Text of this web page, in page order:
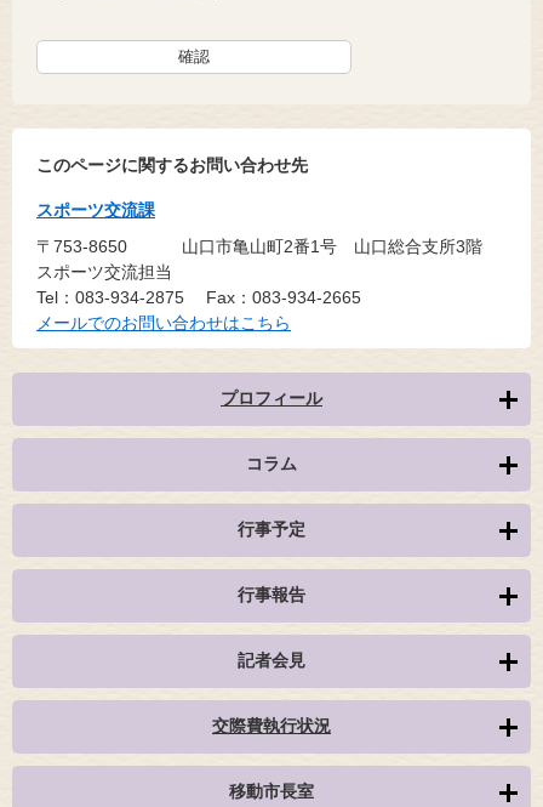
このページに関するお問い合わせ先
スポーツ交流課
〒753-8650
山口市亀山町2番1号 山口総合支所3階
スポーツ交流担当
Tel：083-934-2875
Fax：083-934-2665
メールでのお問い合わせはこちら
プロフィール
コラム
行事予定
行事報告
記者会見
交際費執行状況
移動市長室